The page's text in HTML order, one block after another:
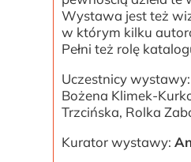
Wystawa jest też
w którym kilku
Pełni też rolę
Uczestnicy
Bożena Klimek-
Trzcińska, Rolka
Kurator wystawy: